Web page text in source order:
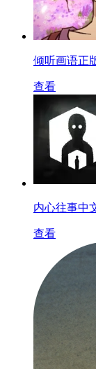
倾听画语正
查看
内心往事中
查看